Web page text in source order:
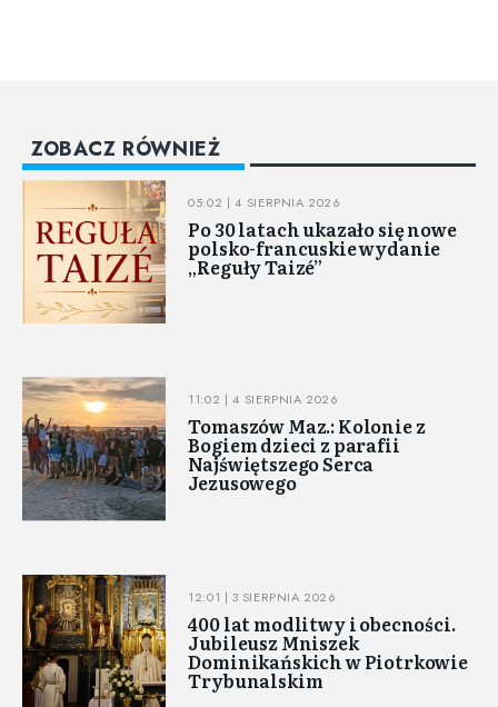
ZOBACZ RÓWNIEŻ
05:02 | 4 SIERPNIA 2026
Po 30 latach ukazało się nowe
polsko-francuskie wydanie
„Reguły Taizé”
11:02 | 4 SIERPNIA 2026
Tomaszów Maz.: Kolonie z
Bogiem dzieci z parafii
Najświętszego Serca
Jezusowego
12:01 | 3 SIERPNIA 2026
400 lat modlitwy i obecności.
Jubileusz Mniszek
Dominikańskich w Piotrkowie
Trybunalskim